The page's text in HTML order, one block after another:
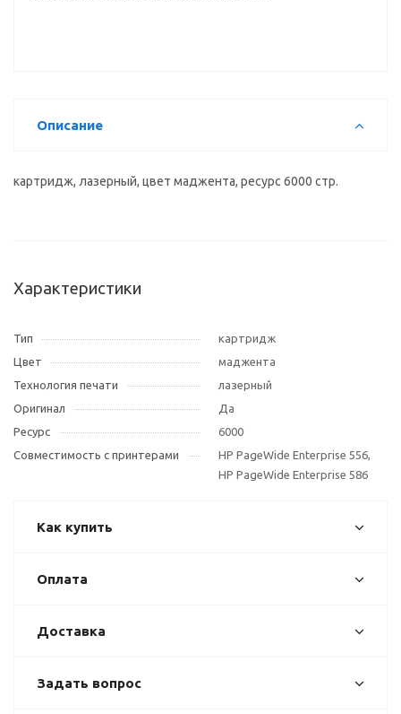
Описание
картридж, лазерный, цвет маджента, ресурс 6000 стр.
Характеристики
Тип
картридж
Цвет
маджента
Технология печати
лазерный
Оригинал
Да
Ресурс
6000
Совместимость с принтерами
HP PageWide Enterprise 556,
HP PageWide Enterprise 586
Как купить
Оплата
Доставка
Задать вопрос